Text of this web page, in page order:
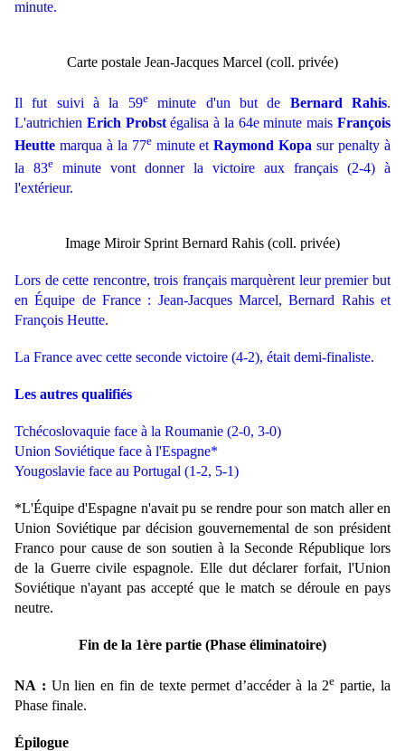
minute.
Carte postale Jean-Jacques Marcel (coll. privée)
Il fut suivi à la 59eminute d'un but de Bernard Rahis.
L'autrichien Erich Probstégalisa à la 64e minute maisFrançois
Heutte marqua à la 77eminute etRaymond Kopa sur penalty à
la 83e minute vont donner la victoire aux français (2-4) à
l'extérieur.
Image Miroir Sprint Bernard Rahis (coll. privée)
Lors de cette rencontre, trois français marquèrent leur premier but
en Équipe de France : Jean-Jacques Marcel, Bernard Rahis et
François Heutte.
La France avec cette seconde victoire (4-2), était demi-finaliste.
Les autres qualifiés
Tchécoslovaquie face à la Roumanie (2-0, 3-0)
Union Soviétique face à l'Espagne*
Yougoslavie face au Portugal (1-2, 5-1)
*L'Équipe d'Espagne n'avait pu se rendre pour son match aller en
Union Soviétique par décision gouvernemental de son président
Franco pour cause de son soutien à la Seconde République lors
de la Guerre civile espagnole. Elle dut déclarer forfait, l'Union
Soviétique n'ayant pas accepté que le match se déroule en pays
neutre.
Fin de la 1ère partie (Phase éliminatoire)
NA : Un lien en fin de texte permet d’accéder à la 2e partie, la
Phase finale.
Épilogue